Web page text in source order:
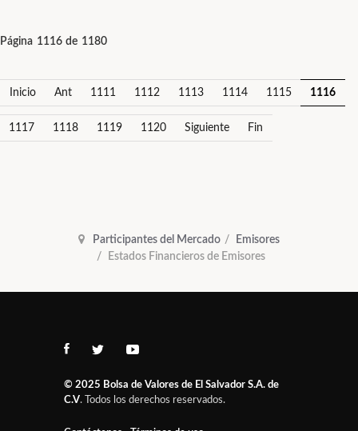
Página 1116 de 1180
Inicio Ant 1111 1112 1113 1114 1115 1116
1117 1118 1119 1120 Siguiente Fin
Participantes del Mercado
Emisores
Estados Financieros de Emisores
© 2025 Bolsa de Valores de El Salvador S.A. de
C.V. Todos los derechos reservados.